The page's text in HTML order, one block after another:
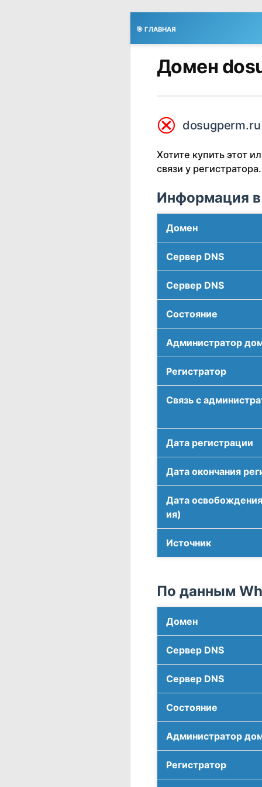
🎯 ГЛАВНАЯ
Домен
⮿ dosugperm.ru
Хотите купить этот
связи у регистратора.
Информация в
Домен
Сервер DNS
Сервер DNS
Соcтояние
Администратор
Регистратор
Связь с
Дата регистрации
Дата окончания
Дата
ия)
Источник
По данным
Домен
Сервер DNS
Сервер DNS
Соcтояние
Администратор
Регистратор